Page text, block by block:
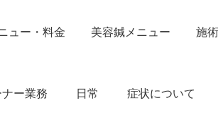
ュー・料金 美容鍼メニュー 施
ナー業務 日常 症状について